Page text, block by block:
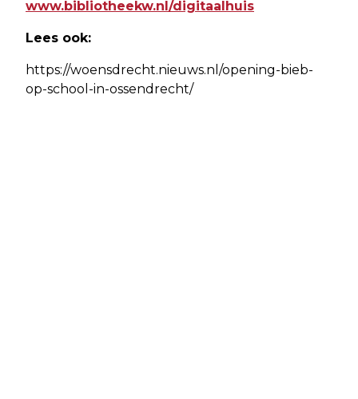
www.bibliotheekw.nl/digitaalhuis
Lees ook:
https://woensdrecht.nieuws.nl/opening-bieb-
op-school-in-ossendrecht/